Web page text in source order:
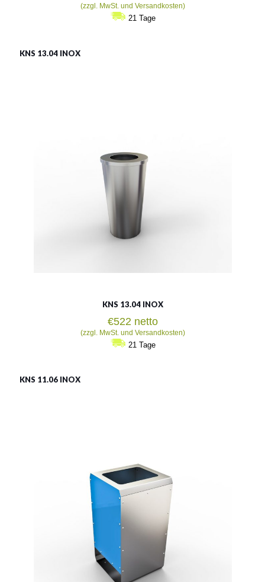
(zzgl. MwSt. und Versandkosten)
21 Tage
KNS 13.04 INOX
Siehe mehr
KNS 13.04 INOX
€522 netto
(zzgl. MwSt. und Versandkosten)
21 Tage
KNS 11.06 INOX
120l
Siehe mehr